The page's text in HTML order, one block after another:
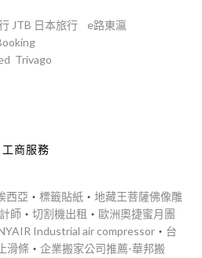
JTB 日本旅行
e路東瀛
Trivago
工商服務
西亞 ‧標籤貼紙 ‧地藏王菩薩佛像雕
師 ‧切割機出租 ‧歐洲奧捷蜜月團
Industrial air compressor ‧ 台
滑條 ‧企業搬家公司推薦-華邦搬